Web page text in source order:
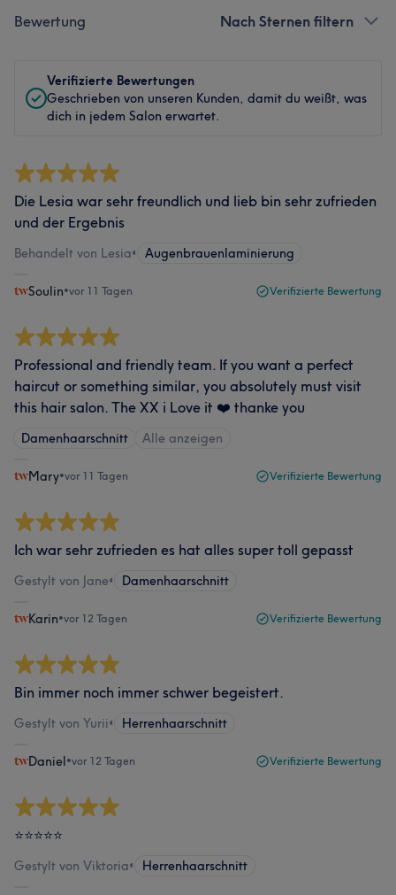
Bewertung Nach Sternen filtern
Verifizierte Bewertungen
Geschrieben von unseren Kunden, damit du weißt, was
dich in jedem Salon erwartet.
Die Lesia war sehr freundlich und lieb bin sehr zufrieden
und der Ergebnis
Behandelt von Lesia• Augenbrauenlaminierung
Soulin•vor 11 Tagen Verifizierte Bewertung
Professional and friendly team. If you want a perfect
haircut or something similar, you absolutely must visit
this hair salon. The XX i Love it ❤️ thanke you
Damenhaarschnitt Alle anzeigen
Mary•vor 11 Tagen Verifizierte Bewertung
Ich war sehr zufrieden es hat alles super toll gepasst
Gestylt von Jane• Damenhaarschnitt
Karin•vor 12 Tagen Verifizierte Bewertung
Bin immer noch immer schwer begeistert.
Gestylt von Yurii• Herrenhaarschnitt
Daniel•vor 12 Tagen Verifizierte Bewertung
⭐⭐⭐⭐⭐
Gestylt von Viktoria• Herrenhaarschnitt